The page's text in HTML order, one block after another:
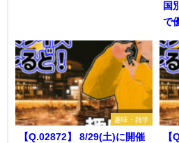
国
で
趣味・雑学
【Q.02872】 8/29(土)に開催
【